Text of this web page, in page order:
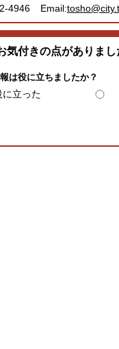
4946 Email:
気付きの点がありま
は役に立ちましたか？
に立った